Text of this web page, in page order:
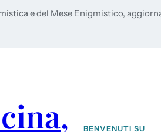
e del Mese Enigmistico,
BENVENUTI SU